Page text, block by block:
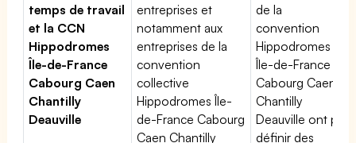
temps de travail
et la CCN
Hippodromes
Île-de-France
Cabourg Caen
Chantilly
Deauville
entreprises et
notamment aux
entreprises de la
convention
collective
Hippodromes Île-
de-France Cabourg
Caen Chantilly
de la
convention
Hippodromes
Île-de-France
Cabourg Caen
Chantilly
Deauville ont pu
définir des